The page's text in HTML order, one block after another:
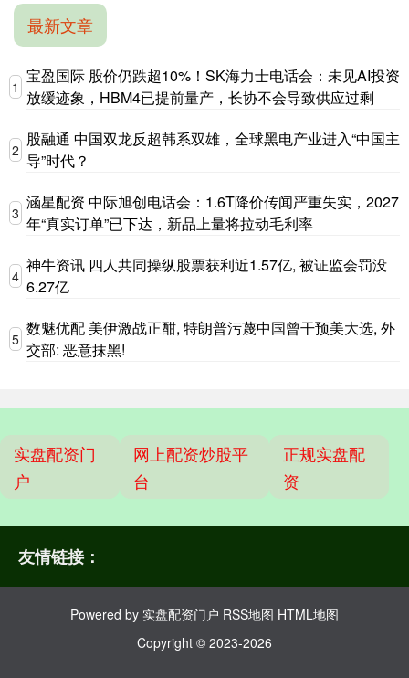
最新文章
1
宝盈国际 股价仍跌超10%！SK海力士电话会：未见AI投资
放缓迹象，HBM4已提前量产，长协不会导致供应过剩
2
股融通 中国双龙反超韩系双雄，全球黑电产业进入“中国主
导”时代？
3
涵星配资 中际旭创电话会：1.6T降价传闻严重失实，2027
年“真实订单”已下达，新品上量将拉动毛利率
4
神牛资讯 四人共同操纵股票获利近1.57亿, 被证监会罚没
6.27亿
5
数魅优配 美伊激战正酣, 特朗普污蔑中国曾干预美大选, 外
交部: 恶意抹黑!
实盘配资门
户
网上配资炒股平
台
正规实盘配
资
友情链接：
Powered by 实盘配资门户 RSS地图 HTML地图
Copyright © 2023-2026